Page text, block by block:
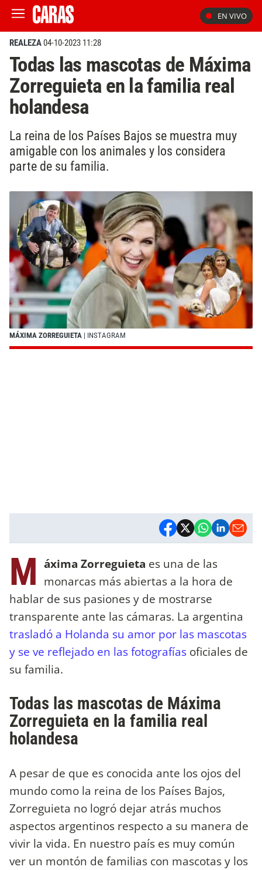
EN VIVO
REALEZA04-10-2023 11:28
Todas las mascotas de Máxima
Zorreguieta en la familia real
holandesa
La reina de los Países Bajos se muestra muy
amigable con los animales y los considera
parte de su familia.
MÁXIMA ZORREGUIETA | INSTAGRAM
M áxima Zorreguieta es una de las
monarcas más abiertas a la hora de
hablar de sus pasiones y de mostrarse
transparente ante las cámaras. La argentina
trasladó a Holanda su amor por las mascotas
y se ve reflejado en las fotografías oficiales de
su familia.
Todas las mascotas de Máxima
Zorreguieta en la familia real
holandesa
A pesar de que es conocida ante los ojos del
mundo como la reina de los Países Bajos,
Zorreguieta no logró dejar atrás muchos
aspectos argentinos respecto a su manera de
vivir la vida. En nuestro país es muy común
ver un montón de familias con mascotas y los